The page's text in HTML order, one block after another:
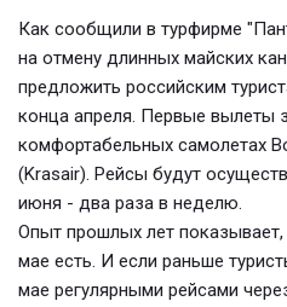
Как сообщили в турфирме
на отмену длинных майских
предложить российским
конца апреля. Первые вылеты
комфортабельных самолетах
(Krasair). Рейсы будут
июня - два раза в неделю.
Опыт прошлых лет показывает,
мае есть. И если раньше
мае регулярными рейсами